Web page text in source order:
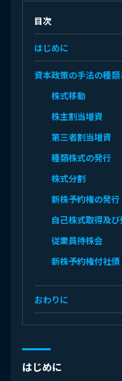
目次
はじめに
資本政策の手法の種
株式移動
株主割当増資
第三者割当増資
種類株式の発行
株式分割
新株予約権の発行
自己株式取得及び
従業員持株会
新株予約権付社債
おわりに
はじめに